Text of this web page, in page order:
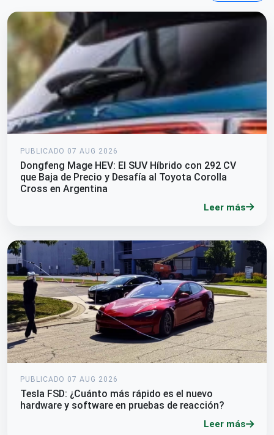
PUBLICADO 07 AUG 2026
Dongfeng Mage HEV: El SUV Híbrido con 292 CV
que Baja de Precio y Desafía al Toyota Corolla
Cross en Argentina
Leer más
PUBLICADO 07 AUG 2026
Tesla FSD: ¿Cuánto más rápido es el nuevo
hardware y software en pruebas de reacción?
Leer más